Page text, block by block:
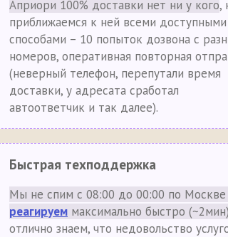
Априори 100% доставки нет ни у кого,
приближаемся к ней всеми доступными
способами – 10 попыток дозвона с
номеров, оперативная повторная
(неверный телефон, перепутали время
доставки, у адресата сработал
автоответчик и так далее).
Быстрая техподдержка
Мы не спим с 08:00 до 00:00 по Москве
реагируем максимально быстро (~2мин)
отлично знаем, что недовольство